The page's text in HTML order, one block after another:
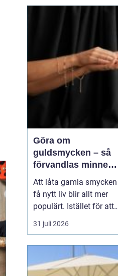
svårt att formulera i ord.
sekunder, oavsett om
mottagaren befinner sig
på konto...
Göra om
guldsmycken – så
förvandlas minnen
till nya favoriter
Att låta gamla smycken
få nytt liv blir allt mer
populärt. Istället för att
låta arvegods ligga i en
låda kan de formas om
passar stilen i dag och
bär med sig historien.
31 juli 2026